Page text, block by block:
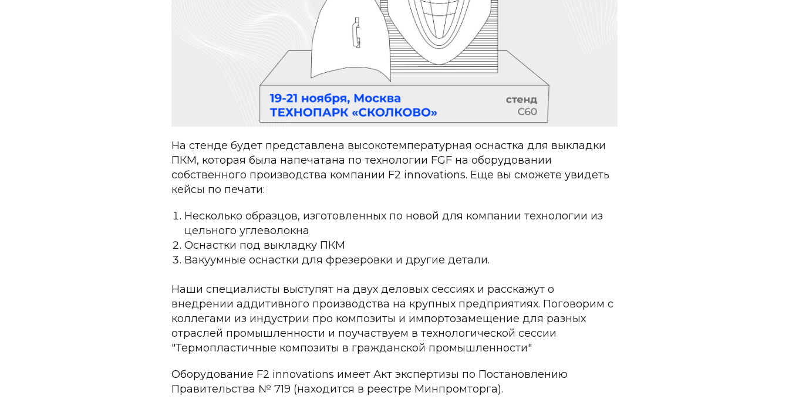
На стенде будет представлена высокотемпературная оснастка для выкладки
ПКМ, которая была напечатана по технологии FGF на оборудовании
собственного производства компании F2 innovations. Еще вы сможете увидеть
кейсы по печати:
Несколько образцов, изготовленных по новой для компании технологии из
цельного углеволокна
Оснастки под выкладку ПКМ
Вакуумные оснастки для фрезеровки и другие детали.
Наши специалисты выступят на двух деловых сессиях и расскажут о
внедрении аддитивного производства на крупных предприятиях. Поговорим с
коллегами из индустрии про композиты и импортозамещение для разных
отраслей промышленности и поучаствуем в технологической сессии
"Термопластичные композиты в гражданской промышленности"
Оборудование F2 innovations имеет Акт экспертизы по Постановлению
Правительства № 719 (находится в реестре Минпромторга).